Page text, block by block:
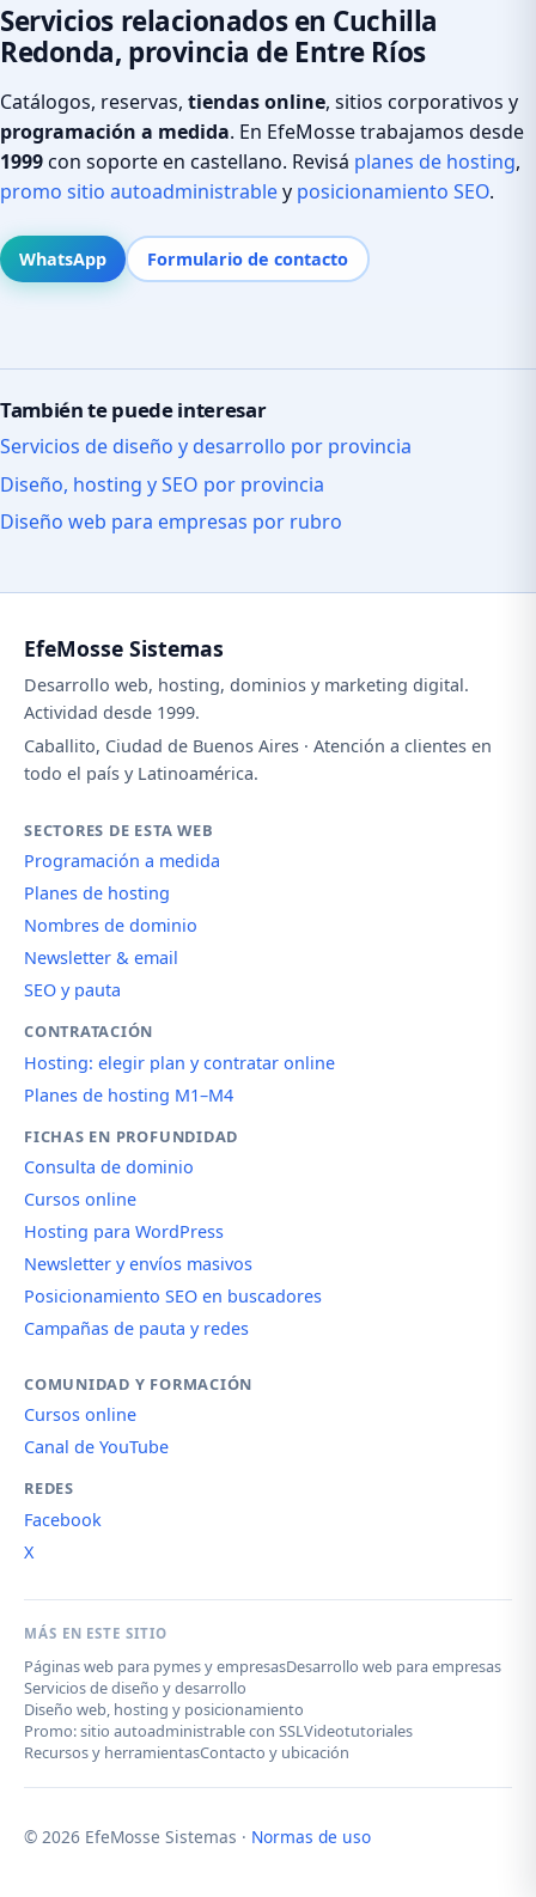
Servicios relacionados en Cuchilla
Redonda, provincia de Entre Ríos
Catálogos, reservas, tiendas online, sitios corporativos y
programación a medida. En EfeMosse trabajamos desde
1999con soporte en castellano. Revisá planes de hosting,
promo sitio autoadministrabley posicionamiento SEO.
WhatsApp Formulario de contacto
También te puede interesar
Servicios de diseño y desarrollo por provincia
Diseño, hosting y SEO por provincia
Diseño web para empresas por rubro
EfeMosse Sistemas
Desarrollo web, hosting, dominios y marketing digital.
Actividad desde 1999.
Caballito, Ciudad de Buenos Aires · Atención a clientes en
todo el país y Latinoamérica.
SECTORES DE ESTA WEB
Programación a medida
Planes de hosting
Nombres de dominio
Newsletter & email
SEO y pauta
CONTRATACIÓN
Hosting: elegir plan y contratar online
Planes de hosting M1–M4
FICHAS EN PROFUNDIDAD
Consulta de dominio
Cursos online
Hosting para WordPress
Newsletter y envíos masivos
Posicionamiento SEO en buscadores
Campañas de pauta y redes
COMUNIDAD Y FORMACIÓN
Cursos online
Canal de YouTube
REDES
Facebook
X
MÁS EN ESTE SITIO
Páginas web para pymes y empresasDesarrollo web para empresas
Servicios de diseño y desarrollo
Diseño web, hosting y posicionamiento
Promo: sitio autoadministrable con SSLVideotutoriales
Recursos y herramientasContacto y ubicación
© 2026 EfeMosse Sistemas · Normas de uso